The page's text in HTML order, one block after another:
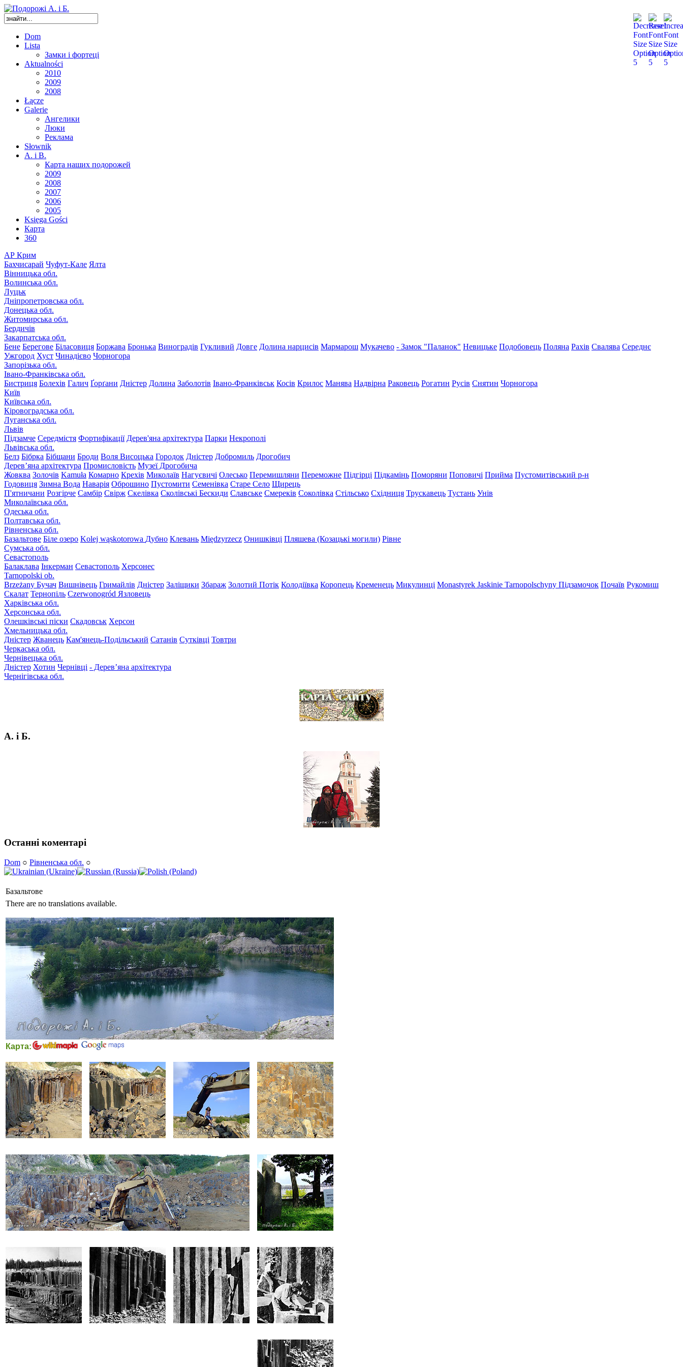
Dom
Lista
Замки і фортеці
Aktualności
2010
2009
2008
Łącze
Galerie
Ангелики
Люки
Реклама
Słownik
A. i B.
Карта наших подорожей
2009
2008
2007
2006
2005
Księga Gości
Карта
360
АР Крим
Бахчисарай Чуфут-Кале Ялта
Вінницька обл.
Волинська обл.
Луцьк
Дніпропетровська обл.
Донецька обл.
Житомирська обл.
Бердичів
Закарпатська обл.
Бене Берегове Біласовиця Боржава Бронька Виноградів Гукливий Довге Долина нарцисів Мармарош Мукачево - Замок "Паланок" Невицьке Подобовець Поляна Рахів Свалява Середнє
Ужгород Хуст Чинадієво Чорногора
Запорізька обл.
Івано-Франківська обл.
Бистриця Болехів Галич Ґорґани Дністер Долина Заболотів Івано-Франківськ Косів Крилос Манява Надвірна Раковець Рогатин Русів Снятин Чорногора
Київ
Київська обл.
Кіровоградська обл.
Луганська обл.
Львів
Підзамче Середмістя Фортифікації Дерев'яна архітектура Парки Некрополі
Львівська обл.
Белз Бібрка Бібщани Броди Воля Висоцька Городок Дністер Добромиль Дрогобич
Дерев’яна архітектура Промисловість Музеї Дрогобича
Жовква Золочів Kamuła Комарно Крехів Миколаїв Нагуєвичі Олесько Перемишляни Переможне Підгірці Підкамінь Поморяни Поповичі Прийма Пустомитівський р-н
Годовиця Зимна Вода Наварія Оброшино Пустомити Семенівка Старе Село Щирець
П'ятничани Розгірче Самбір Свірж Скелівка Сколівські Бескиди Славське Смереків Соколівка Стільсько Східниця Трускавець Тустань Унів
Миколаївська обл.
Одеська обл.
Полтавська обл.
Рівненська обл.
Базальтове Біле озеро Kolej wąskotorowa Дубно Клевань Międzyrzecz Онишківці Пляшева (Козацькі могили) Рівне
Сумська обл.
Севастополь
Балаклава Інкерман Севастополь Херсонес
Tarnopolski ob.
Brzeżany Бучач Вишнівець Гримайлів Дністер Заліщики Збараж Золотий Потік Колодіївка Коропець Кременець Микулинці Monastyrek Jaskinie Tarnopolschyny Підзамочок Почаїв Рукомиш
Скалат Тернопіль Czerwonogród Язловець
Харківська обл.
Херсонська обл.
Олешківські піски Скадовськ Херсон
Хмельницька обл.
Дністер Жванець Кам'янець-Подільський Сатанів Сутківці Товтри
Черкаська обл.
Чернівецька обл.
Дністер Хотин Чернівці - Дерев’яна архітектура
Чернігівська обл.
А. і Б.
Останні коментарі
Dom ○ Рівненська обл. ○
Базальтове
There are no translations available.
Карта: